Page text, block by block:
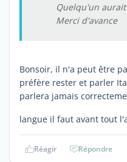
Quelqu'un aurait
Merci d'avance
Bonsoir, il n'a peut être
préfère rester et parler
parlera jamais
langue il faut avant tout
Réagir Répondre